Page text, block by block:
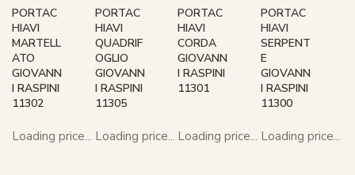
PORTAC
HIAVI
MARTELL
ATO
GIOVANN
I RASPINI
11302
Loading price...
PORTAC
HIAVI
QUADRIF
OGLIO
GIOVANN
I RASPINI
11305
Loading price...
PORTAC
HIAVI
CORDA
GIOVANN
I RASPINI
11301
Loading price...
PORTAC
HIAVI
SERPENT
E
GIOVANN
I RASPINI
11300
Loading price...